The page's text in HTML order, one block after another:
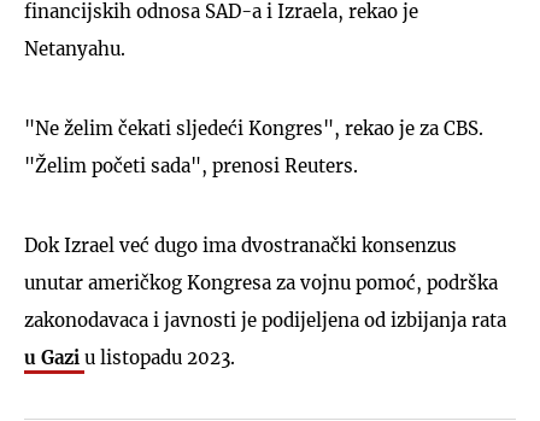
financijskih odnosa SAD-a i Izraela, rekao je
Netanyahu.
"Ne želim čekati sljedeći Kongres", rekao je za CBS.
"Želim početi sada", prenosi Reuters.
Dok Izrael već dugo ima dvostranački konsenzus
unutar američkog Kongresa za vojnu pomoć, podrška
zakonodavaca i javnosti je podijeljena od izbijanja rata
u Gazi u listopadu 2023.